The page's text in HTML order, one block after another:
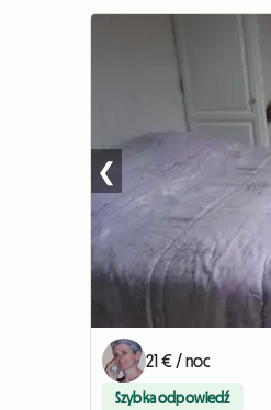
❮
21 € / noc
Szybka odpowiedź